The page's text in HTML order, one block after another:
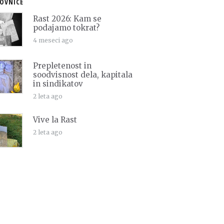
Rast 2026: Kam se
podajamo tokrat?
4 meseci ago
Prepletenost in
soodvisnost dela, kapitala
in sindikatov
2 leta ago
Vive la Rast
2 leta ago